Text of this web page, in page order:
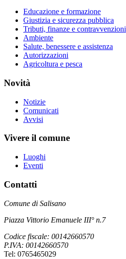
Educazione e formazione
Giustizia e sicurezza pubblica
Tributi, finanze e contravvenzioni
Ambiente
Salute, benessere e assistenza
Autorizzazioni
Agricoltura e pesca
Novità
Notizie
Comunicati
Avvisi
Vivere il comune
Luoghi
Eventi
Contatti
Comune di Salisano
Piazza Vittorio Emanuele III° n.7
Codice fiscale: 00142660570
P.IVA: 00142660570
Tel: 0765465029